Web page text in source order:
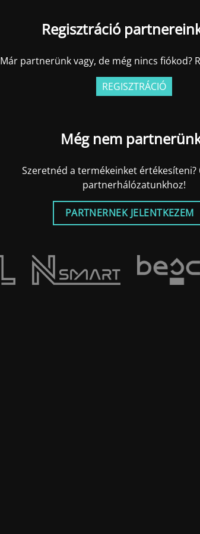
Regisztráció
Már partnerünk vagy, de még nincs fiókod?
REGISZTRÁCIÓ
Még nem
Szeretnéd a termékeinket értékesíteni?
partnerhálózatunkhoz!
PARTNERNEK JELENTKEZEM